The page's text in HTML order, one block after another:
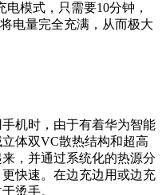
模式，只需要10分钟，
电量完全充满，从而极大
机时，由于有着华为智能
体双VC散热结构和超高
，并通过系统化的热源分
快速。在边充边用或边充
烫手。